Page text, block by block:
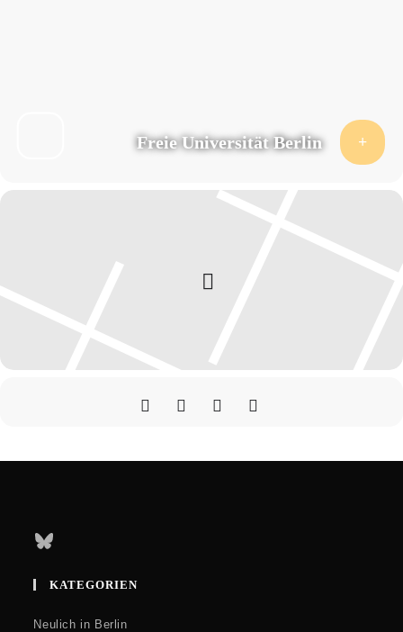
Freie Universität Berlin
Bluesky
KATEGORIEN
Neulich in Berlin